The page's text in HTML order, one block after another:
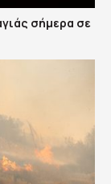
σήμερα σε